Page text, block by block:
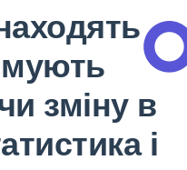
зміну в
і